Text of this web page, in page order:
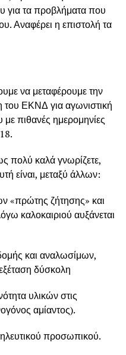
για τα προβλήματα που
Αναφέρει η επιστολή τα
να μεταφέρουμε την
ΕΚΝΔ για αγωνιστική
με πιθανές ημερομηνίες
πολύ καλά γνωρίζετε,
είναι, μεταξύ άλλων:
«πρώτης ζήτησης» και
καλοκαιριού αυξάνεται
και αναλωσίμων,
δύσκολη
υλικών στις
αμίαντος).
προσωπικού.